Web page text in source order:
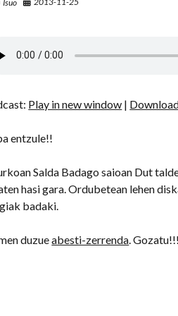
Isuo
Play in new window |
entzule!!
Salda Badago saioan Dut
hasi gara. Ordubetean lehen
badaki.
duzueabesti-zerrenda. Gozatu!!!